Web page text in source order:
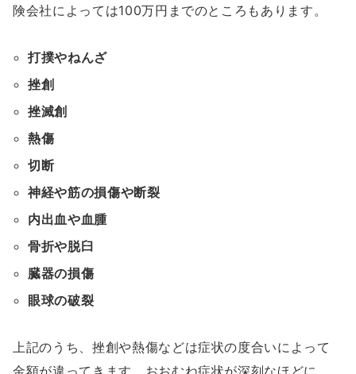
険会社によっては100万円までのところもあります。
打撲やねんざ
挫創
挫滅創
熱傷
切断
神経や筋の損傷や断裂
内出血や血腫
骨折や脱臼
臓器の損傷
眼球の破裂
上記のうち、挫創や熱傷などは症状の度合いによって
金額が違ってきます。おおむね症状が深刻なほどに、